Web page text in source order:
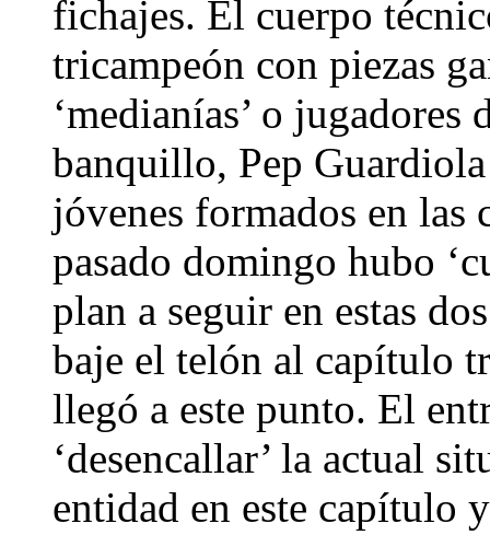
fichajes. El cuerpo
tricampeón con piezas
‘medianías’ o
banquillo, Pep
jóvenes formados en
pasado domingo hubo
plan a seguir en estas
baje el telón al capítulo
llegó a este punto. El
‘desencallar’ la actual
entidad en este capítulo